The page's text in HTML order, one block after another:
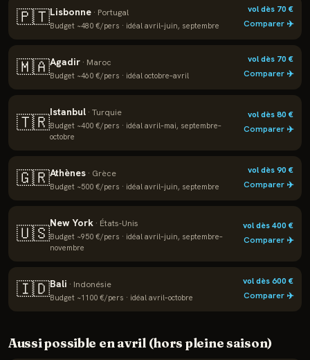
🇵🇹Lisbonne · Portugal
Budget ~480 €/pers · idéal avril–juin, septembre
vol dès 70€
Comparer ✈️
🇲🇦Agadir · Maroc
Budget ~460 €/pers · idéal octobre–avril
vol dès 70€
Comparer ✈️
🇹🇷Istanbul · Turquie
Budget ~400 €/pers · idéal avril–mai, septembre–
octobre
vol dès80€
Comparer ✈️
🇬🇷Athènes · Grèce
Budget ~500 €/pers · idéal avril–juin, septembre
vol dès90€
Comparer ✈️
🇺🇸New York · États-Unis
Budget ~950 €/pers · idéal avril–juin, septembre–
novembre
vol dès400€
Comparer ✈️
🇮🇩Bali · Indonésie
Budget ~1100 €/pers · idéal avril–octobre
vol dès600€
Comparer ✈️
Aussi possible enavril(hors pleine saison)